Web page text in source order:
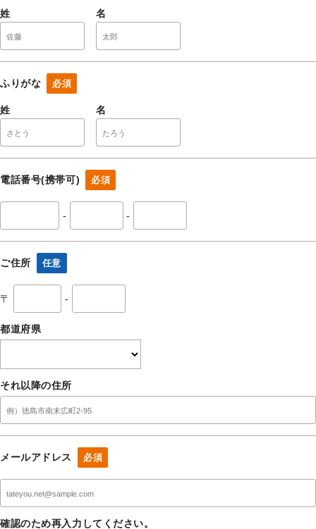
姓 名
ふりがな 必須
姓 名
電話番号(携帯可) 必須
- -
ご住所 任意
〒 -
都道府県
それ以降の住所
メールアドレス 必須
確認のため再入力してください。